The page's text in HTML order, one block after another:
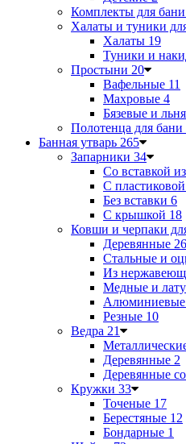
Комплекты для бани
Халаты и туники
Халаты 19
Туники и
Простыни 20
Вафельные 11
Махровые 4
Бязевые и
Полотенца для бани
Банная утварь 265
Запарники 34
Со вставкой
С пластиковой
Без вставки 6
С крышкой 18
Ковши и черпаки
Деревянные 26
Стальные и
Из
Медные и
Алюминиевые
Резные 10
Ведра 21
Деревянные 2
Деревянные
Кружки 33
Точеные 17
Берестяные 12
Бондарные 1